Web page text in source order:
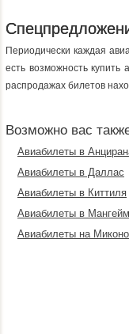
Периодически каждая
есть возможность
распродажах билетов
Возможно вас
Авиабилеты в
Авиабилеты в Даллас
Авиабилеты в Киттиля
Авиабилеты в Мангейм
Авиабилеты на